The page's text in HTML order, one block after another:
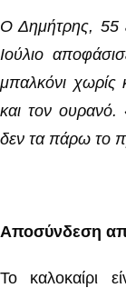
Ο Δημήτρης, 55
Ιούλιο
μπαλκόνι χωρίς
και τον
δεν τα πάρω το
Αποσύνδεση
Το καλοκαίρι